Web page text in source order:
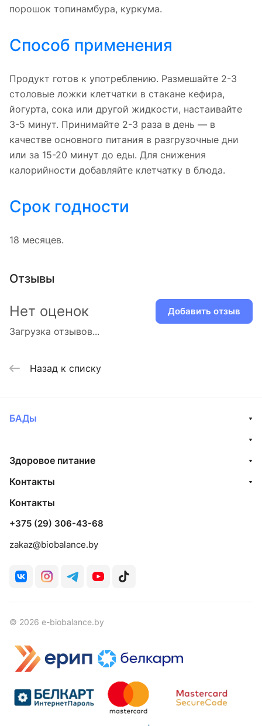
порошок топинамбура, куркума.
Способ применения
Продукт готов к употреблению. Размешайте 2-3
столовые ложки клетчатки в стакане кефира,
йогурта, сока или другой жидкости, настаивайте
3-5 минут. Принимайте 2-3 раза в день — в
качестве основного питания в разгрузочные дни
или за 15-20 минут до еды. Для снижения
калорийности добавляйте клетчатку в блюда.
Срок годности
18 месяцев.
Отзывы
Загрузка отзывов...
Нет оценок Добавить отзыв
Назад к списку
БАДы
Здоровое питание
Контакты
Контакты
+375 (29) 306-43-68
zakaz@biobalance.by
© 2026 e-biobalance.by